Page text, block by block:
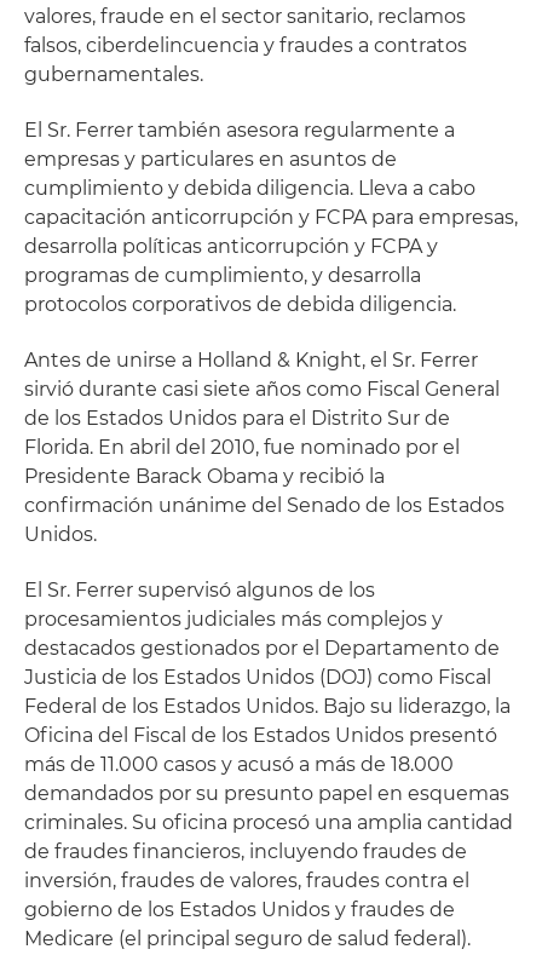
valores, fraude en el sector sanitario, reclamos
falsos, ciberdelincuencia y fraudes a contratos
gubernamentales.
El Sr. Ferrer también asesora regularmente a
empresas y particulares en asuntos de
cumplimiento y debida diligencia. Lleva a cabo
capacitación anticorrupción y FCPA para empresas,
desarrolla políticas anticorrupción y FCPA y
programas de cumplimiento, y desarrolla
protocolos corporativos de debida diligencia.
Antes de unirse a Holland & Knight, el Sr. Ferrer
sirvió durante casi siete años como Fiscal General
de los Estados Unidos para el Distrito Sur de
Florida. En abril del 2010, fue nominado por el
Presidente Barack Obama y recibió la
confirmación unánime del Senado de los Estados
Unidos.
El Sr. Ferrer supervisó algunos de los
procesamientos judiciales más complejos y
destacados gestionados por el Departamento de
Justicia de los Estados Unidos (DOJ) como Fiscal
Federal de los Estados Unidos. Bajo su liderazgo, la
Oficina del Fiscal de los Estados Unidos presentó
más de 11.000 casos y acusó a más de 18.000
demandados por su presunto papel en esquemas
criminales. Su oficina procesó una amplia cantidad
de fraudes financieros, incluyendo fraudes de
inversión, fraudes de valores, fraudes contra el
gobierno de los Estados Unidos y fraudes de
Medicare (el principal seguro de salud federal).